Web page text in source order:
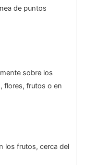
de puntos
sobre los
flores, frutos o en
los frutos, cerca del